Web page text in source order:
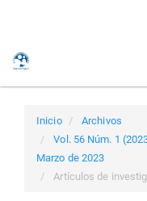
Inicio
Archivos
Vol. 56 Núm. 1
Marzo de 2023
Artículos de